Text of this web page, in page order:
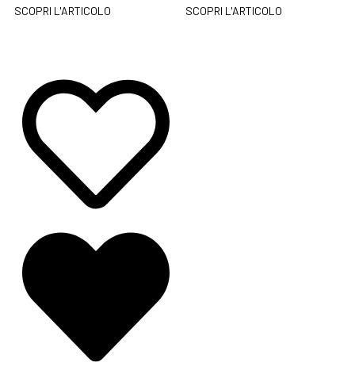
SCOPRI L'ARTICOLO SCOPRI L'ARTICOLO